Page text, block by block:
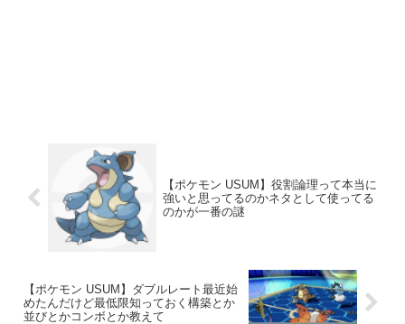
【ポケモン USUM】役割論理って本当に
強いと思ってるのかネタとして使ってる
のかが一番の謎
【ポケモン USUM】ダブルレート最近始
めたんだけど最低限知っておく構築とか
並びとかコンボとか教えて